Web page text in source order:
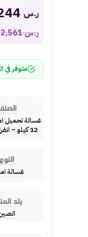
ر.س
ر.س2,561
متوفر في
غسالة تحميل
12 كيلو – انفرتر – سلفر
النوع
غسالة
بلد